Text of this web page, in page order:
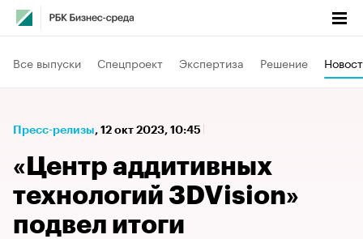
Все выпуски Спецпроект Экспертиза Решение
Пресс-релизы⁠, 12 окт 2023, 10:45
«Центр аддитивных
технологий 3DVision»
подвел итоги